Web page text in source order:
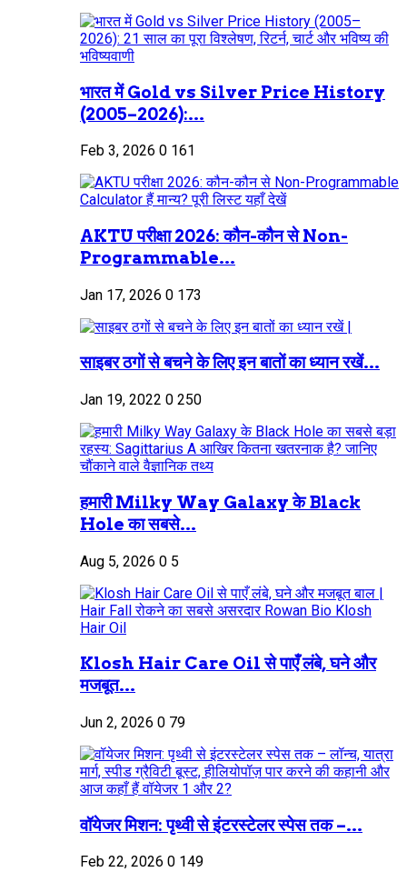
भारत में Gold vs Silver Price History
(2005–2026):...
Feb 3, 2026 0 161
AKTU परीक्षा 2026: कौन-कौन से Non-
Programmable...
Jan 17, 2026 0 173
साइबर ठगों से बचने के लिए इन बातों का ध्यान रखें...
Jan 19, 2022 0 250
हमारी Milky Way Galaxy के Black
Hole का सबसे...
Aug 5, 2026 0 5
Klosh Hair Care Oil से पाएँ लंबे, घने और
मजबूत...
Jun 2, 2026 0 79
वॉयेजर मिशन: पृथ्वी से इंटरस्टेलर स्पेस तक –...
Feb 22, 2026 0 149